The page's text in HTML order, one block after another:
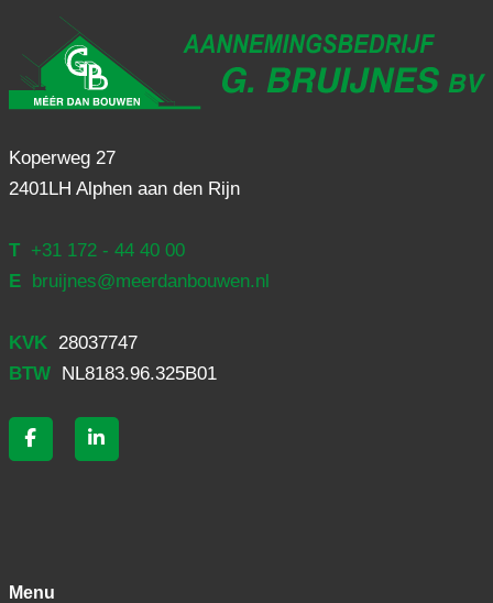
Koperweg 27
2401LH Alphen aan den Rijn
T
+31 172 - 44 40 00
E
bruijnes@meerdanbouwen.nl
KVK 28037747
BTW
NL8183.96.325B01
Menu